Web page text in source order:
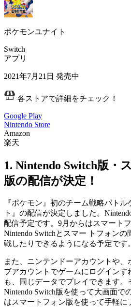
ポケモンユナイト
Switch
アプリ
2021年7月21日 発売中
各ストアで詳細をチェック！
Google Play
Nintendo Store
Amazon
楽天
1. Nintendo Switch版・
版の配信が決定！
『ポケモン』初のチーム戦略バト
ト』の配信が決定しました。
配信予定です。9月からはスマート
Nintendo Switchとスマー トフォン
戦したりできるようになる予定です。
また、ニンテンドーアカウントや、
ブアカウントでゲームにログインす
も、同じデータでプレイできます。
Nintendo Switch版を使って大画面で
はスマートフォン版を使って手軽